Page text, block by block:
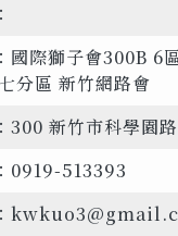
國際獅子會300B 6
分區 新竹網路會
300 新竹市科學園
0919-513393